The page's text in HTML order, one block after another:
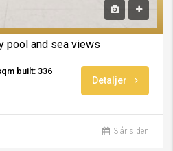
pool and sea views
built: 336
Detaljer
3 år siden